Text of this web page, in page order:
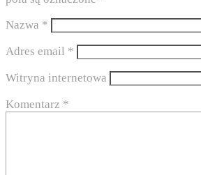
Nazwa *
Adres email *
Witryna internetowa
Komentarz *